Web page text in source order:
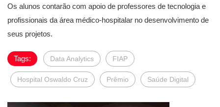
Os alunos contarão com apoio de professores de tecnologia e
profissionais da área médico-hospitalar no desenvolvimento de
seus projetos.
Tags: Data Analytics FIAP
Hospital Oswaldo Cruz Prêmio Saúde Digital